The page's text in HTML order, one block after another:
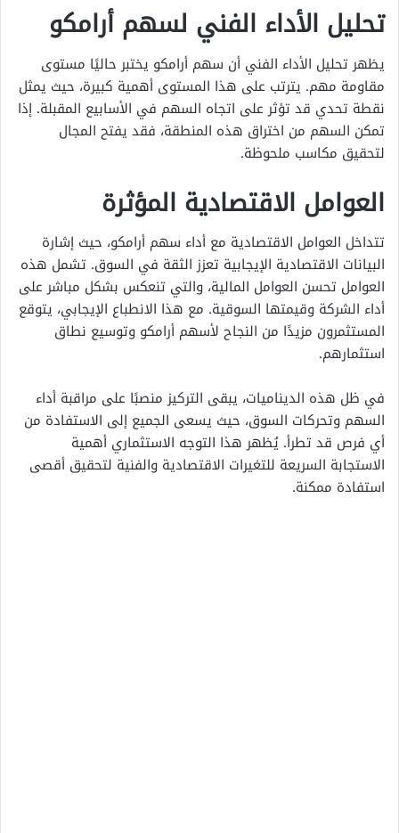
تحليل الأداء الفني لسهم أرامكو
يظهر تحليل الأداء الفني أن سهم أرامكو يختبر حاليًا مستوى
مقاومة مهم. يترتب على هذا المستوى أهمية كبيرة، حيث يمثل
نقطة تحدي قد تؤثر على اتجاه السهم في الأسابيع المقبلة. إذا
تمكن السهم من اختراق هذه المنطقة، فقد يفتح المجال
لتحقيق مكاسب ملحوظة.
العوامل الاقتصادية المؤثرة
تتداخل العوامل الاقتصادية مع أداء سهم أرامكو، حيث إشارة
البيانات الاقتصادية الإيجابية تعزز الثقة في السوق. تشمل هذه
العوامل تحسن العوامل المالية، والتي تنعكس بشكل مباشر على
أداء الشركة وقيمتها السوقية. مع هذا الانطباع الإيجابي، يتوقع
المستثمرون مزيدًا من النجاح لأسهم أرامكو وتوسيع نطاق
استثمارهم.
في ظل هذه الديناميات، يبقى التركيز منصبًا على مراقبة أداء
السهم وتحركات السوق، حيث يسعى الجميع إلى الاستفادة من
أي فرص قد تطرأ. يُظهر هذا التوجه الاستثماري أهمية
الاستجابة السريعة للتغيرات الاقتصادية والفنية لتحقيق أقصى
استفادة ممكنة.